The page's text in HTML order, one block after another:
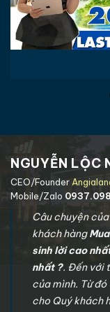
NGUYỄN LỘC
CEO/Founder
Mobile/Zalo
Câu chuyện
khách hàng
sinh lời cao
nhất ?. Đến với
của mình. Từ
cho Quý khách